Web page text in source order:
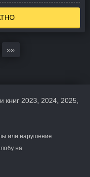
»»
книг 2023, 2024, 2025,
или нарушение
на